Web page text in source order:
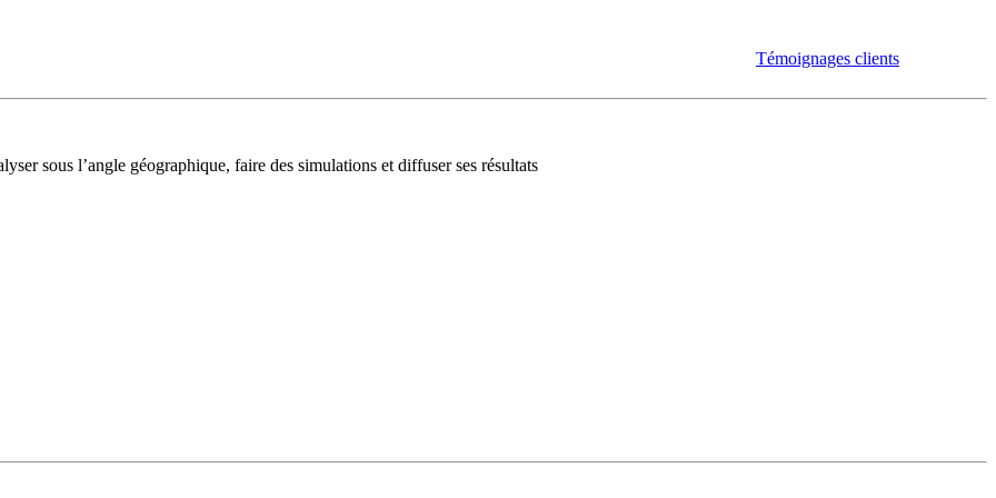
Témoignages clients
sous l’angle géographique, faire des simulations et diffuser ses résultats